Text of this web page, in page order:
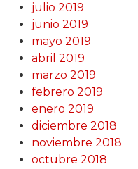
julio 2019
junio 2019
mayo 2019
abril 2019
marzo 2019
febrero 2019
enero 2019
diciembre 2018
noviembre 2018
octubre 2018